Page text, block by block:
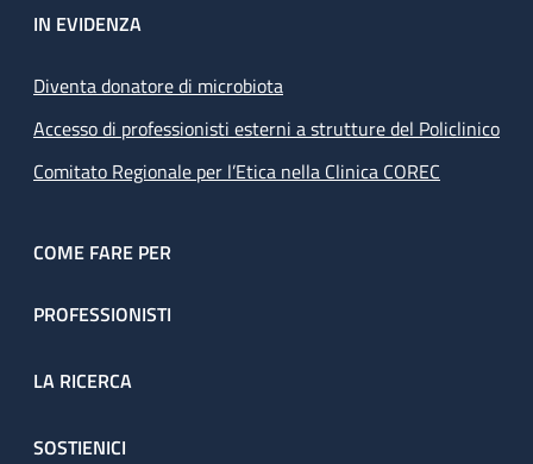
IN EVIDENZA
Diventa donatore di microbiota
Accesso di professionisti esterni a strutture del Policlinico
Comitato Regionale per l’Etica nella Clinica COREC
COME FARE PER
PROFESSIONISTI
LA RICERCA
SOSTIENICI